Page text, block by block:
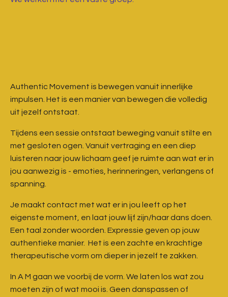
Authentic Movement is bewegen vanuit innerlijke
impulsen. Het is een manier van bewegen die volledig
uit jezelf ontstaat.
Tijdens een sessie ontstaat beweging vanuit stilte en
met gesloten ogen. Vanuit vertraging en een diep
luisteren naar jouw lichaam geef je ruimte aan wat er in
jou aanwezig is - emoties, herinneringen, verlangens of
spanning.
Je maakt contact met wat er in jou leeft op het
eigenste moment, en laat jouw lijf zijn/haar dans doen.
Een taal zonder woorden. Expressie geven op jouw
authentieke manier. Het is een zachte en krachtige
therapeutische vorm om dieper in jezelf te zakken.
In A M gaan we voorbij de vorm. We laten los wat zou
moeten zijn of wat mooi is. Geen danspassen of